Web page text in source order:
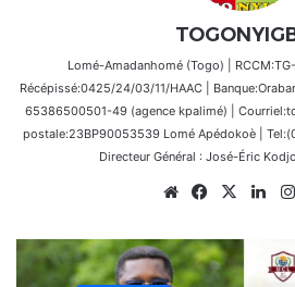
Lomé-Amadanhomé (Togo) |
Récépissé:0425/24/03/11/HAAC |
65386500501-49 (agence kpalimé) |
postale:23BP90053539 Lomé Apédokoè |
Directeur Général : José-Éric
WebsiteFacebook
X